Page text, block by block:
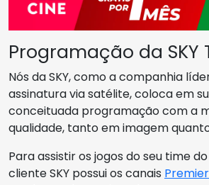
Programação da SKY
Nós da SKY, como a companhia
assinatura via satélite, coloca em
conceituada programação com a
qualidade, tanto em imagem
Para assistir os jogos do seu time
cliente SKY possui os canais